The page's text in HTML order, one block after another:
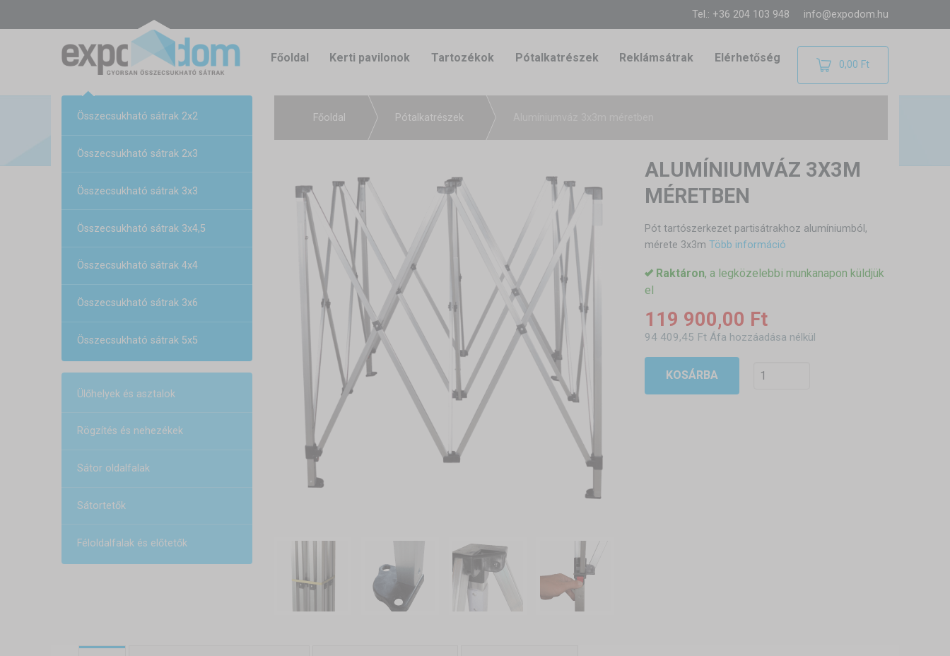
Tel.: +36 204 103 948 info@expodom.hu
Főoldal Kerti pavilonok Tartozékok Pótalkatrészek Reklámsátrak Elérhetőség 0,00 Ft
Összecsukható sátrak 2x2
Összecsukható sátrak 2x3
Összecsukható sátrak 3x3
Összecsukható sátrak 3x4,5
Összecsukható sátrak 4x4
Összecsukható sátrak 3x6
Összecsukható sátrak 5x5
Ülőhelyek és asztalok
Rögzítés és nehezékek
Sátor oldalfalak
Sátortetők
Féloldalfalak és előtetők
Főoldal Pótalkatrészek
ALUMÍNIUMVÁZ 3X3M
MÉRETBEN
Pót tartószerkezet partisátrakhoz alumíniumból,
mérete 3x3m Több információ
Raktáron, a legközelebbi munkanapon küldjük
el
119 900,00 Ft
94 409,45 Ft Áfa hozzáadása nélkül
KOSÁRBA